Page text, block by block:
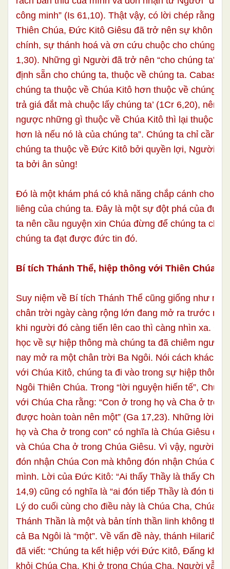
công minh” (Is 61,10). Thật vậy, có lời chép rằng
Thiên Chúa, Đức Kitô Giêsu đã trở nên sự khôn
chính, sự thánh hoá và ơn cứu chuộc cho chúng
1,30). Những gì Người đã trở nên “cho chúng ta”
định sẵn cho chúng ta, thuộc về chúng ta.
chúng ta thuộc về Chúa Kitô hơn thuộc về chúng
trả giá đắt mà chuộc lấy chúng ta’ (1Cr 6,20), nên
ngược những gì thuộc về Chúa Kitô thì lại thuộc về
hơn là nếu nó là của chúng ta”. Chúng ta chỉ cần
chúng ta thuộc về Đức Kitô bởi quyền lợi, Người
ta bởi ân sủng!
Đó là một khám phá có khả năng chắp cánh cho
liêng của chúng ta. Đây là một sự đột phá của đức
ta nên cầu nguyện xin Chúa đừng để chúng ta chết
chúng ta đạt được đức tin đó.
Bí tích Thánh Thể, hiệp thông với Thiên Chúa
Suy niệm về Bí tích Thánh Thể cũng giống như
chân trời ngày càng rộng lớn đang mở ra trước
khi người đó càng tiến lên cao thì càng nhìn xa.
học về sự hiệp thông mà chúng ta đã chiêm
nay mở ra một chân trời Ba Ngôi. Nói cách khác,
với Chúa Kitô, chúng ta đi vào trong sự hiệp thông
Ngôi Thiên Chúa. Trong “lời nguyện hiến tế”, Chúa
với Chúa Cha rằng: “Con ở trong họ và Cha ở
được hoàn toàn nên một” (Ga 17,23). Những lời:
họ và Cha ở trong con” có nghĩa là Chúa Giêsu ở
và Chúa Cha ở trong Chúa Giêsu. Vì vậy, người ta
đón nhận Chúa Con mà không đón nhận Chúa
mình. Lời của Đức Kitô: “Ai thấy Thầy là thấy Chúa
14,9) cũng có nghĩa là “ai đón tiếp Thầy là đón tiếp
Lý do cuối cùng cho điều này là Chúa Cha, Chúa
Thánh Thần là một và bản tính thần linh không thể
cả Ba Ngôi là “một”. Về vấn đề này, thánh Hilariô
đã viết: “Chúng ta kết hiệp với Đức Kitô, Đấng
khỏi Chúa Cha. Khi ở trong Chúa Cha, Người vẫn